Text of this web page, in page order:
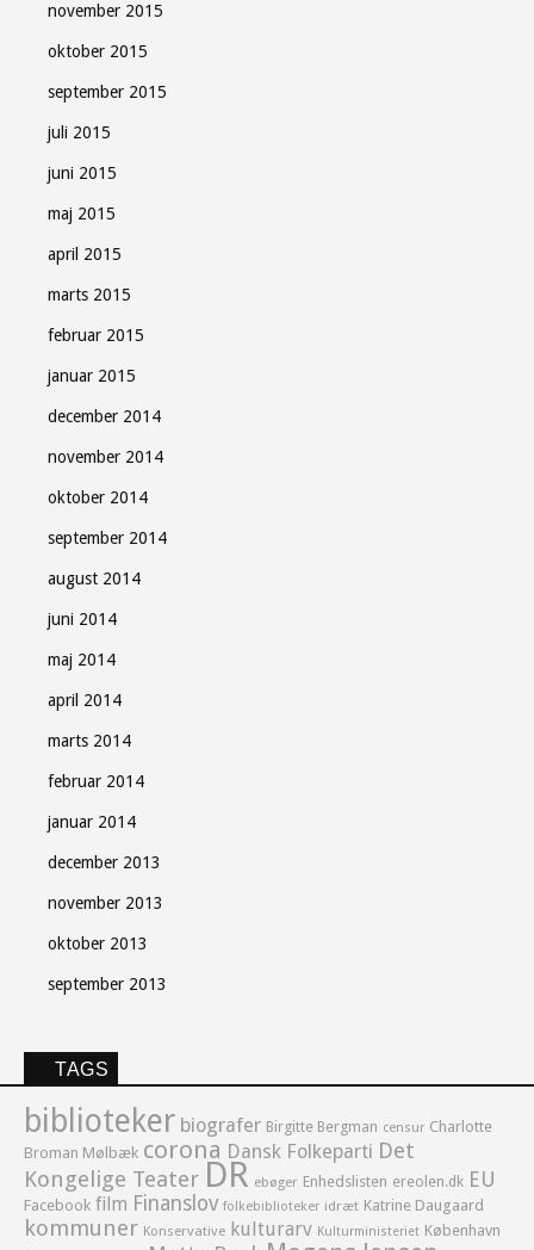
november 2015
oktober 2015
september 2015
juli 2015
juni 2015
maj 2015
april 2015
marts 2015
februar 2015
januar 2015
december 2014
november 2014
oktober 2014
september 2014
august 2014
juni 2014
maj 2014
april 2014
marts 2014
februar 2014
januar 2014
december 2013
november 2013
oktober 2013
september 2013
TAGS
biblioteker biografer Birgitte Bergman censur Charlotte
Broman Mølbæk corona Dansk Folkeparti Det
Kongelige Teater DR ebøger Enhedslisten ereolen.dk EU
Facebook film Finanslov folkebiblioteker idræt Katrine Daugaard
kommuner Konservative kulturarv Kulturministeriet København